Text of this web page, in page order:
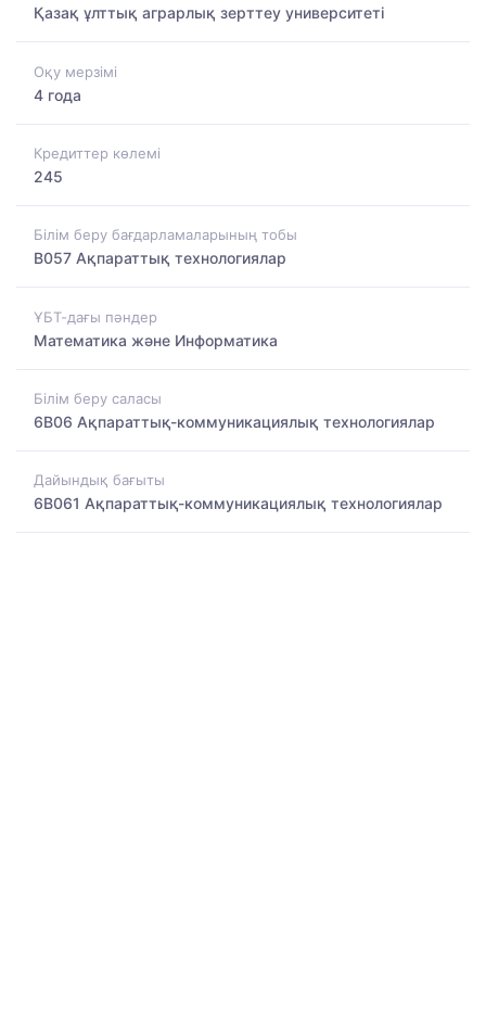
Қазақ ұлттық аграрлық зерттеу университеті
Оқу мерзімі
4 года
Кредиттер көлемі
245
Білім беру бағдарламаларының тобы
B057 Ақпараттық технологиялар
ҰБТ-дағы пәндер
Математика және Информатика
Білім беру саласы
6B06 Ақпараттық-коммуникациялық технологиялар
Дайындық бағыты
6B061 Ақпараттық-коммуникациялық технологиялар